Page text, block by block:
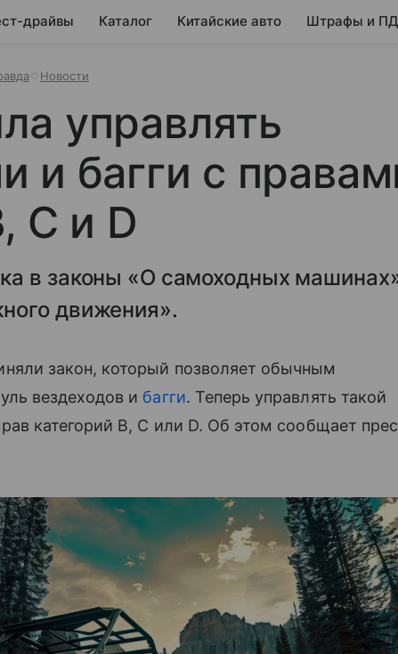
драйвы Каталог Китайские авто Штрафы и
Новости
управлять
и багги с
C и D
в законы «О самоходных
движения».
закон, который позволяет обычным
вездеходов и багги. Теперь управлять такой
категорий B, C или D. Об этом сообщает